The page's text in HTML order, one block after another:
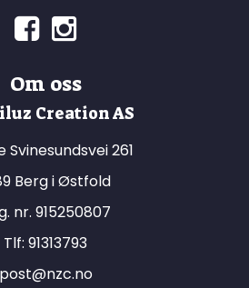
Om oss
Creation AS
Svinesundsvei 261
Berg i Østfold
nr. 915250807
Tlf: 91313793
post@nzc.no